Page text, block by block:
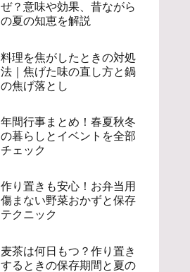
ぜ？意味や効果、昔ながら
の夏の知恵を解説
料理を焦がしたときの対処
法｜焦げた味の直し方と鍋
の焦げ落とし
年間行事まとめ！春夏秋冬
の暮らしとイベントを全部
チェック
作り置きも安心！お弁当用
傷まない野菜おかずと保存
テクニック
麦茶は何日もつ？作り置き
するときの保存期間と夏の